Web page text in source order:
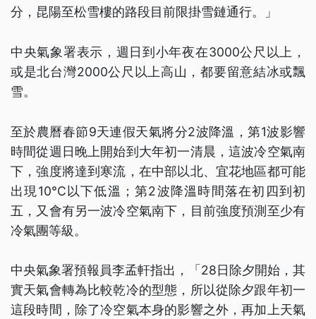
分，昆陽至松雪樓的路段目前限掛雪鏈通行。」
中央氣象署表示，週日到小年夜在3000公尺以上，
或是北台灣2000公尺以上高山，都要留意結冰或飄
雪。
至於農曆春節9天連假天氣將分2波降溫，第1波影響
時間從週日晚上開始到大年初一清晨，這波冷空氣南
下，強度將達到寒流，在中部以北、宜花地區都可能
出現10°C以下低溫；第2波降溫時間落在初四到初
五，又會有另一波冷空氣南下，目前強度預測至少有
冷氣團等級。
中央氣象署預報員李孟軒指出，「28日除夕開始，其
實天氣會轉為比較乾冷的型態，所以從除夕跟年初一
這段時間，除了冷空氣本身的影響之外，再加上天氣